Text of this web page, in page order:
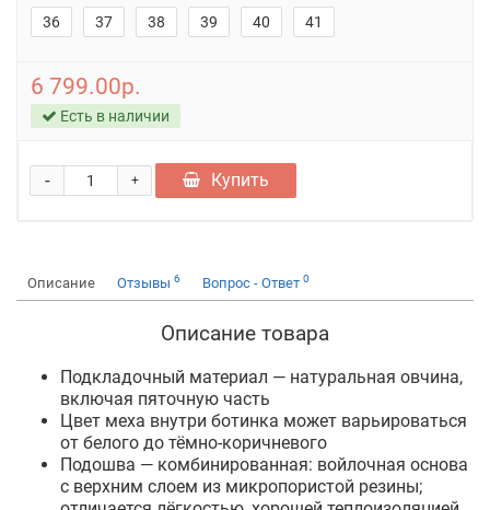
36
37 38 39 40 41
6 799.00р.
Есть в наличии
+
- Купить
Описание Отзывы 6 Вопрос - Ответ 0
Описание товара
Подкладочный материал — натуральная овчина,
включая пяточную часть
Цвет меха внутри ботинка может варьироваться
от белого до тёмно-коричневого
Подошва — комбинированная: войлочная основа
с верхним слоем из микропористой резины;